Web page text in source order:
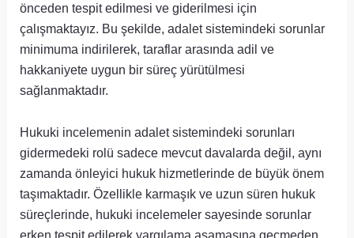
önceden tespit edilmesi ve giderilmesi için
çalışmaktayız. Bu şekilde, adalet sistemindeki sorunlar
minimuma indirilerek, taraflar arasında adil ve
hakkaniyete uygun bir süreç yürütülmesi
sağlanmaktadır.
Hukuki incelemenin adalet sistemindeki sorunları
gidermedeki rolü sadece mevcut davalarda değil, aynı
zamanda önleyici hukuk hizmetlerinde de büyük önem
taşımaktadır. Özellikle karmaşık ve uzun süren hukuk
süreçlerinde, hukuki incelemeler sayesinde sorunlar
erken tespit edilerek yargılama aşamasına geçmeden